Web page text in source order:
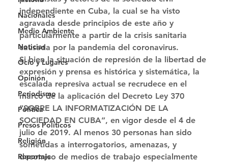
Nacionales
Medio Ambiente
Noticias
Ocio y Lugares
Opinión
Periodismo
Política
Presos Políticos
Religión
Reportaje
independiente en Cuba, la cual se ha visto
agravada desde principios de este año y
particularmente a partir de la crisis sanitaria
causada por la pandemia del coronavirus.
Si bien la situación de represión de la libertad de
expresión y prensa es histórica y sistemática, la
escalada represiva actual se recrudece en el
marco de la aplicación del Decreto Ley 370
“SOBRE LA INFORMATIZACIÓN DE LA
SOCIEDAD EN CUBA”, en vigor desde el 4 de
julio de 2019. Al menos 30 personas han sido
sometidas a interrogatorios, amenazas, y
decomiso de medios de trabajo especialmente